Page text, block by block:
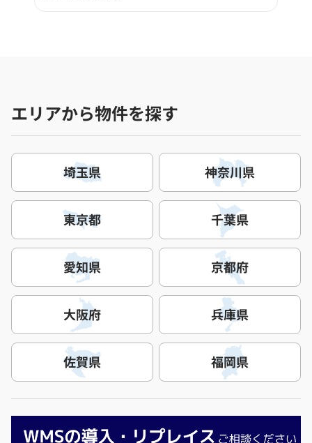
エリアから物件を探す
埼玉県 神奈川県
東京都 千葉県
愛知県 京都府
大阪府 兵庫県
佐賀県 福岡県